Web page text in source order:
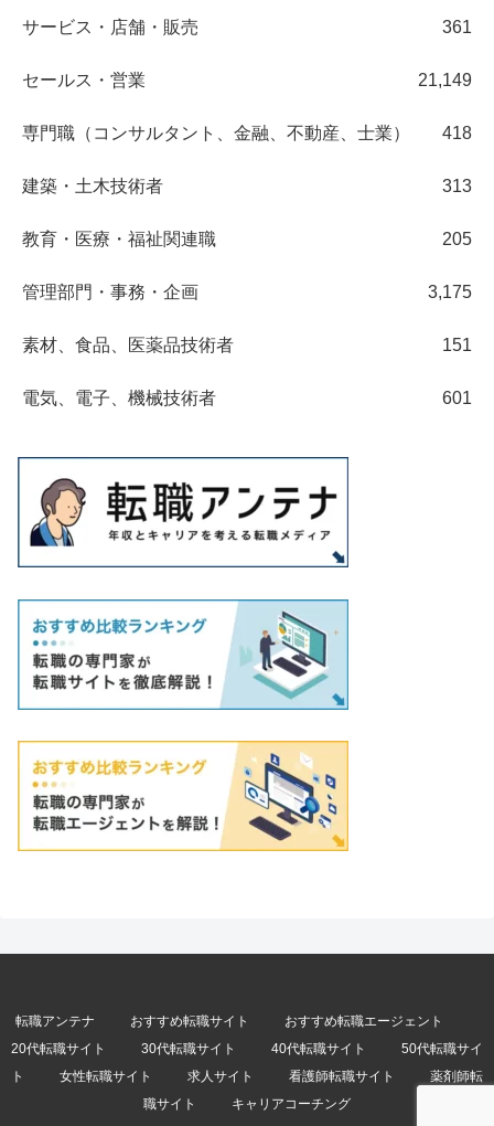
サービス・店舗・販売 361
セールス・営業 21,149
専門職（コンサルタント、金融、不動産、士業） 418
建築・土木技術者 313
教育・医療・福祉関連職 205
管理部門・事務・企画 3,175
素材、食品、医薬品技術者 151
電気、電子、機械技術者 601
転職アンテナ おすすめ転職サイト
おすすめ転職エージェント
20代転職サイト
30代転職サイト 40代転職サイト
50代転職サイ
ト
女性転職サイト 求人サイト 看護師転職サイト
薬剤師転
職サイト
キャリアコーチング